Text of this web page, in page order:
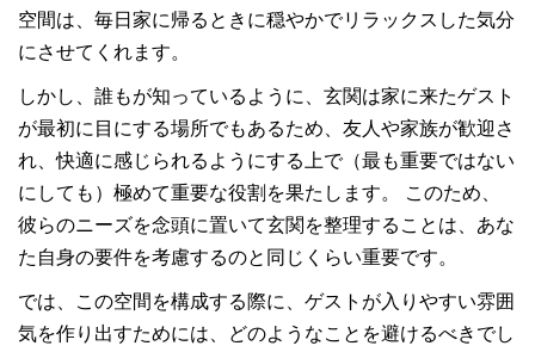
空間は、毎日家に帰るときに穏やかでリラックスした気分
にさせてくれます。
しかし、誰もが知っているように、玄関は家に来たゲスト
が最初に目にする場所でもあるため、友人や家族が歓迎さ
れ、快適に感じられるようにする上で（最も重要ではない
にしても）極めて重要な役割を果たします。 このため、
彼らのニーズを念頭に置いて玄関を整理することは、あな
た自身の要件を考慮するのと同じくらい重要です。
では、この空間を構成する際に、ゲストが入りやすい雰囲
気を作り出すためには、どのようなことを避けるべきでし